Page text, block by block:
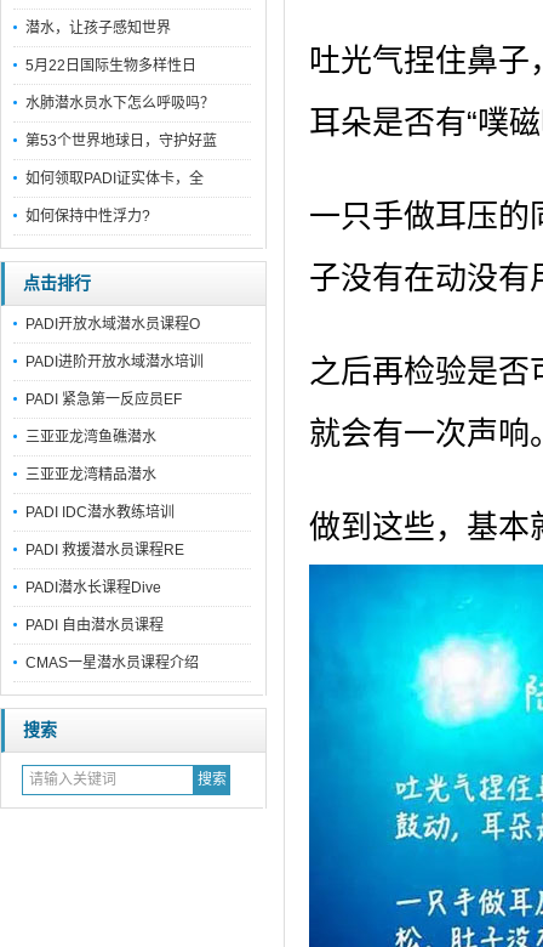
潜水，让孩子感知世界
5月22日国际生物多样性日
水肺潜水员水下怎么呼吸吗？
第53个世界地球日，守护好蓝
如何领取PADI证实体卡，全
如何保持中性浮力?
点击排行
PADI开放水域潜水员课程O
PADI进阶开放水域潜水培训
PADI 紧急第一反应员EF
三亚亚龙湾鱼礁潜水
三亚亚龙湾精品潜水
PADI IDC潜水教练培训
PADI 救援潜水员课程RE
PADI潜水长课程Dive
PADI 自由潜水员课程
CMAS一星潜水员课程介绍
搜索
吐光气捏住鼻
耳朵是否有“噗
一只手做耳压的
子没有在动没有
之后再检验是
就会有一次声响
做到这些，基本